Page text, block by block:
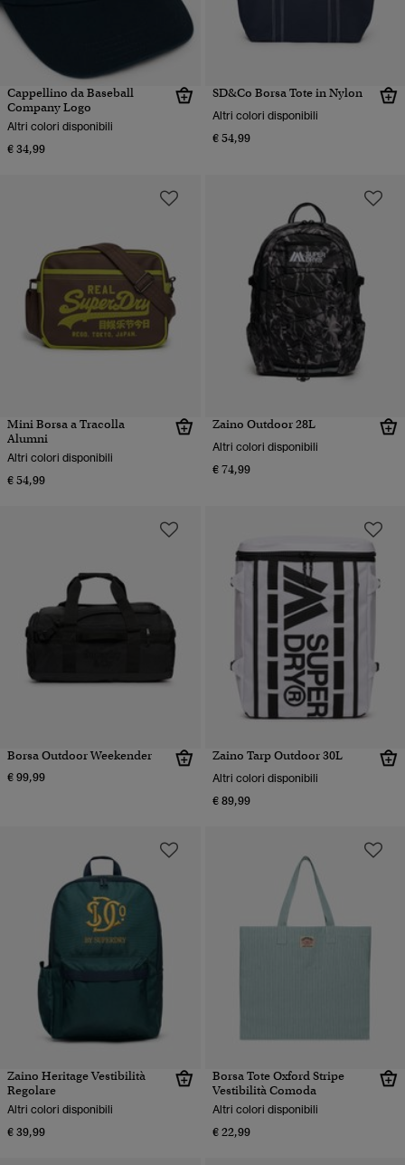
Cappellino da Baseball
Company Logo
Altri colori disponibili
€ 34,99
SD&Co Borsa Tote in Nylon
Altri colori disponibili
€ 54,99
Mini Borsa a Tracolla
Alumni
Altri colori disponibili
€ 54,99
Zaino Outdoor 28L
Altri colori disponibili
€ 74,99
Borsa Outdoor Weekender
€ 99,99
Zaino Tarp Outdoor 30L
Altri colori disponibili
€ 89,99
Zaino Heritage Vestibilità
Regolare
Altri colori disponibili
€ 39,99
Borsa Tote Oxford Stripe
Vestibilità Comoda
Altri colori disponibili
€ 22,99